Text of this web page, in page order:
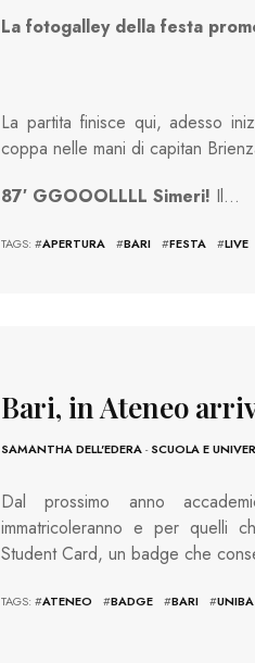
La fotogalley della festa
La partita finisce qui, adesso
coppa nelle mani di capitan
87′ GGOOOLLLL Simeri! Il…
TAGS: #APERTURA #BARI #FESTA #LIVE
Bari, in Ateneo
SAMANTHA DELL'EDERA-SCUOLA E
Dal prossimo anno
immatricoleranno e per quelli
Student Card, un badge che
TAGS: #ATENEO #BADGE #BARI #UNIBA